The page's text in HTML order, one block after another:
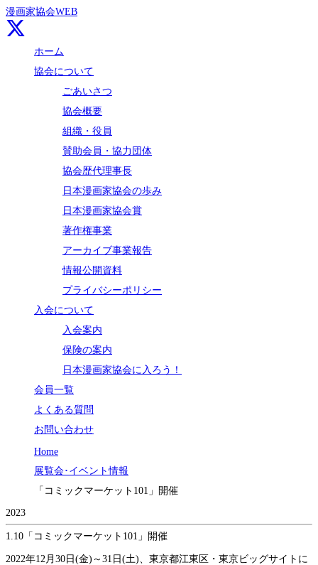
漫画家協会WEB
ホーム
協会について
ごあいさつ
協会概要
組織・役員
賛助会員・協力団体
協会歴代理事長
日本漫画家協会の歩み
日本漫画家協会賞
著作権事業
アーカイブ事業報告
情報公開資料
プライバシーポリシー
入会について
入会案内
保険の案内
日本漫画家協会に入ろう！
会員一覧
よくある質問
お問い合わせ
Home
展覧会･イベント情報
「コミックマーケット101」開催
2023
1.10 「コミックマーケット101」開催
2022年12月30日(金)～31日(土)、東京都江東区・東京ビッグサイトに